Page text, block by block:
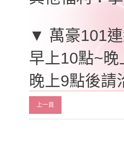
▼ 萬豪101
早上10點~
晚上9點後請
上一頁